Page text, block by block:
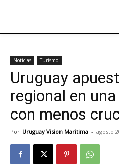
Noticias Turismo
Uruguay
regional en
con menos
Por Uruguay Vision Maritima - agosto